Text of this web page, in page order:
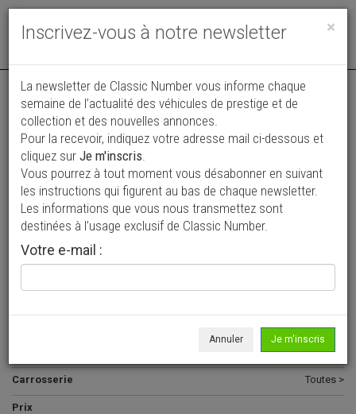
Toggle
Vos annonces vues par
plus de 4 millions de collectionneurs
Ajouter une annonce
> Rechercher un véhicule
Tous >
Carrosserie Toutes >
Prix
×
Inscrivez-vous à notre newsletter
La newsletter de Classic Number vous informe chaque
semaine de l’actualité des véhicules de prestige et de
collection et des nouvelles annonces.
Pour la recevoir, indiquez votre adresse mail ci-dessous et
cliquez sur Je m'inscris.
Vous pourrez à tout moment vous désabonner en suivant
les instructions qui figurent au bas de chaque newsletter.
Les informations que vous nous transmettez sont
destinées à l’usage exclusif de Classic Number.
Votre e-mail :
Annuler Je m'inscris